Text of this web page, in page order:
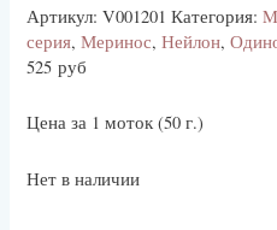
Артикул:V001201 Категория:
серия,Меринос,Нейлон,
525руб
Цена за 1 моток (50 г.)
Нет в наличии